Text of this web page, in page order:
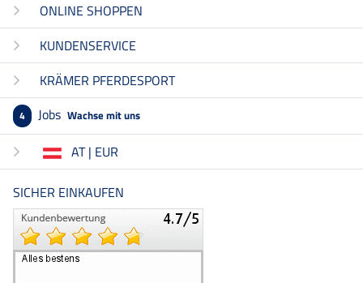
ONLINE SHOPPEN
KUNDENSERVICE
KRÄMER PFERDESPORT
4 Jobs Wachse mit uns
AT | EUR
SICHER EINKAUFEN